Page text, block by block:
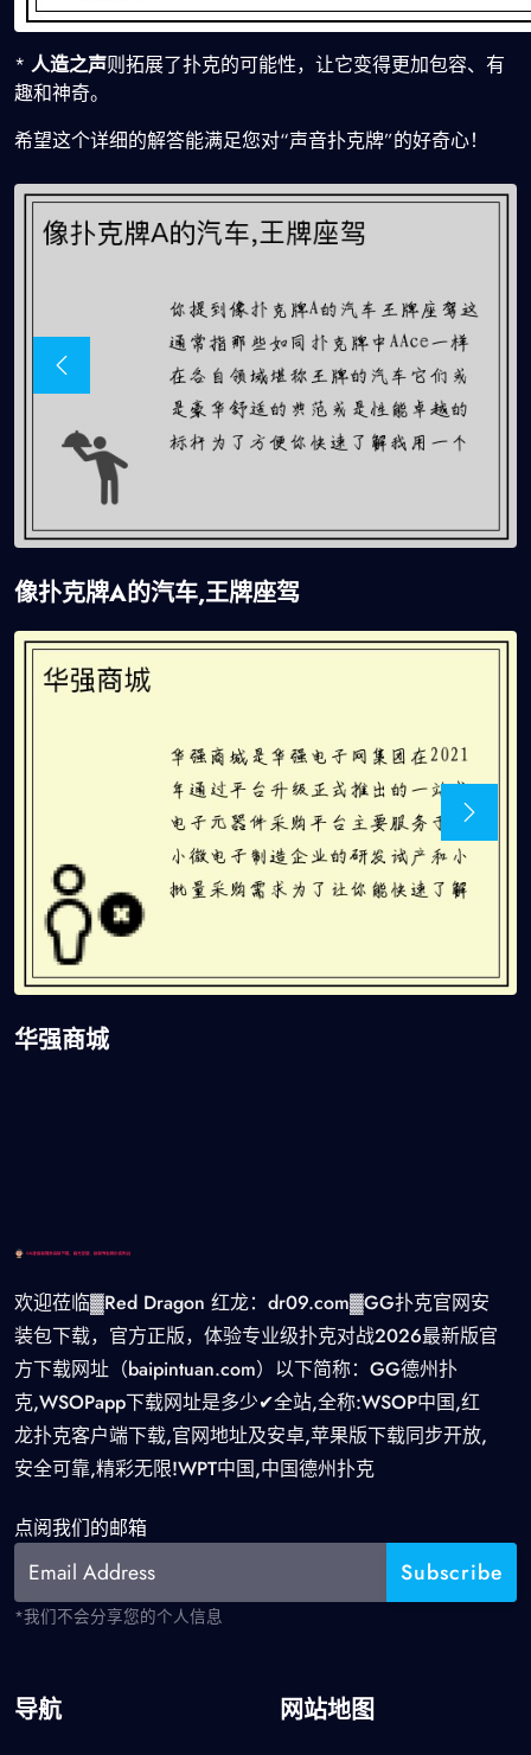
* 人造之声则拓展了扑克的可能性，让它变得更加包容、有
趣和神奇。
希望这个详细的解答能满足您对“声音扑克牌”的好奇心！
像扑克牌A的汽车,王牌座驾
华强商城
欢迎莅临▓Red Dragon 红龙：dr09.com▓GG扑克官网安
装包下载，官方正版，体验专业级扑克对战2026最新版官
方下载网址（baipintuan.com）以下简称：GG德州扑
克,WSOPapp下载网址是多少✔全站,全称:WSOP中国,红
龙扑克客户端下载,官网地址及安卓,苹果版下载同步开放,
安全可靠,精彩无限!WPT中国,中国德州扑克
点阅我们的邮箱
*我们不会分享您的个人信息
导航 网站地图